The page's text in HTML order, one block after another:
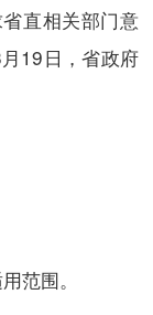
直相关部门意
19日，省政府
范围。